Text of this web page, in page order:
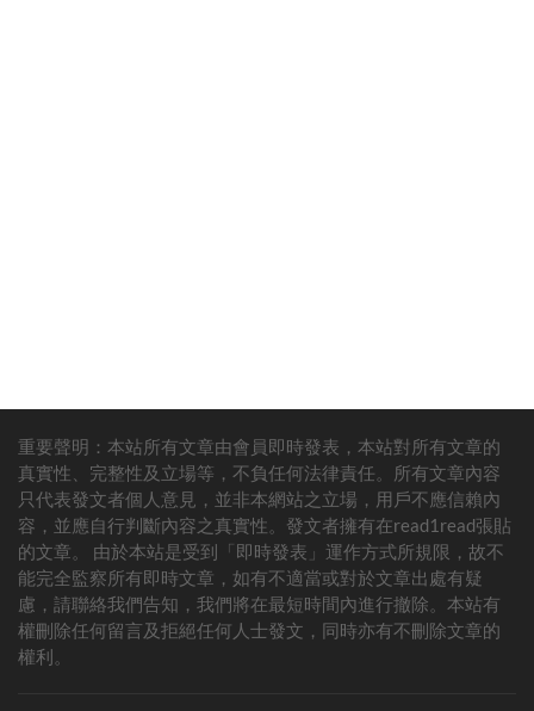
這次莫利亞可沒含糊，不僅用能力修復了艾斯破碎的身體，還給他
弄來一顆特別稀有的人造惡魔果實，是在一個遺蹟里找到的，上面
寫著「人類製造的惡魔果實·尼卡形態」。
最後艾斯吃下這顆果實，很快就覺醒，進入尼卡形態了。這是不是
說明莫利亞得到的這顆惡魔果實是800年前神秘的巨大王國造的
呀？好傢夥，他這運氣也太好了吧。
重要聲明：本站所有文章由會員即時發表，本站對所有文章的
真實性、完整性及立場等，不負任何法律責任。所有文章內容
只代表發文者個人意見，並非本網站之立場，用戶不應信賴內
容，並應自行判斷內容之真實性。發文者擁有在read1read張貼
的文章。 由於本站是受到「即時發表」運作方式所規限，故不
能完全監察所有即時文章，如有不適當或對於文章出處有疑
慮，請聯絡我們告知，我們將在最短時間內進行撤除。本站有
權刪除任何留言及拒絕任何人士發文，同時亦有不刪除文章的
權利。